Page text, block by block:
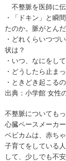
不整脈を医師に伝
・「ドキン」と瞬
たのか。脈がとん
・どれくらいつづ
状は？
・いつ、なにをし
・どうしたら止ま
・ときどき起こる
出典： 小学館 女性
不整脈についても
心臓ペースメーカ
ベビカムは、赤ち
子育てをしている
して、少しでも不